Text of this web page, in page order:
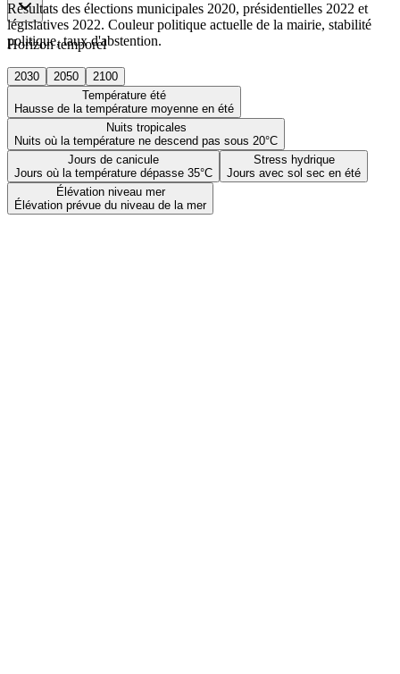
Horizon temporel
2030 2050
2100
Température été
Hausse de la température moyenne en été
Nuits tropicales
Nuits où la température ne descend pas sous 20°C
Jours de canicule
Jours où la température dépasse 35°C
Stress hydrique
Jours avec sol sec en été
Élévation niveau mer
Élévation prévue du niveau de la mer
Résultats des élections municipales 2020, présidentielles 2022 et
législatives 2022. Couleur politique actuelle de la mairie, stabilité
politique, taux d'abstention.